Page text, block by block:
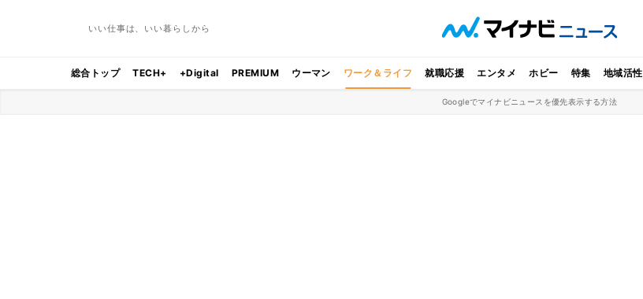
いい仕事は、いい暮らしから
総合トップ TECH+ +Digital PREMIUM ウーマン ワーク＆ライフ 就職応援 エンタメ ホビー 特集 地域活性
Googleでマイナビニュースを優先表示する方法